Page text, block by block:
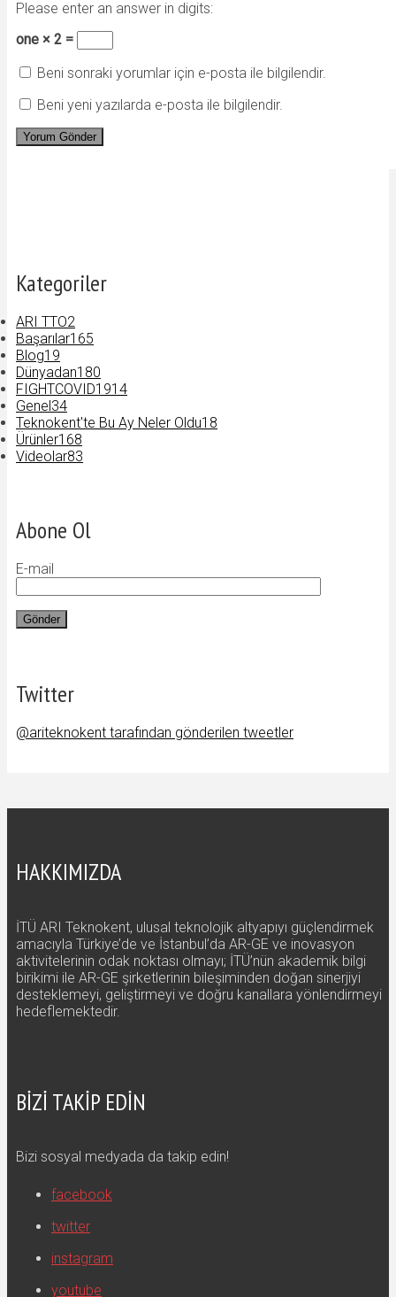
Please enter an answer in digits:
one × 2 =
Beni sonraki yorumlar için e-posta ile bilgilendir.
Beni yeni yazılarda e-posta ile bilgilendir.
Kategoriler
ARI TTO2
Başarılar165
Blog19
Dünyadan180
FIGHTCOVID1914
Genel34
Teknokent'te Bu Ay Neler Oldu18
Ürünler168
Videolar83
Abone Ol
E-mail
Twitter
@ariteknokent tarafından gönderilen tweetler
HAKKIMIZDA
İTÜ ARI Teknokent, ulusal teknolojik altyapıyı güçlendirmek
amacıyla Türkiye’de ve İstanbul’da AR-GE ve inovasyon
aktivitelerinin odak noktası olmayı; İTÜ’nün akademik bilgi
birikimi ile AR-GE şirketlerinin bileşiminden doğan sinerjiyi
desteklemeyi, geliştirmeyi ve doğru kanallara yönlendirmeyi
hedeflemektedir.
BIZI TAKIP EDIN
Bizi sosyal medyada da takip edin!
facebook
twitter
instagram
youtube